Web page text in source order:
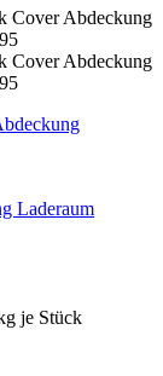
Laderaum
je Stück